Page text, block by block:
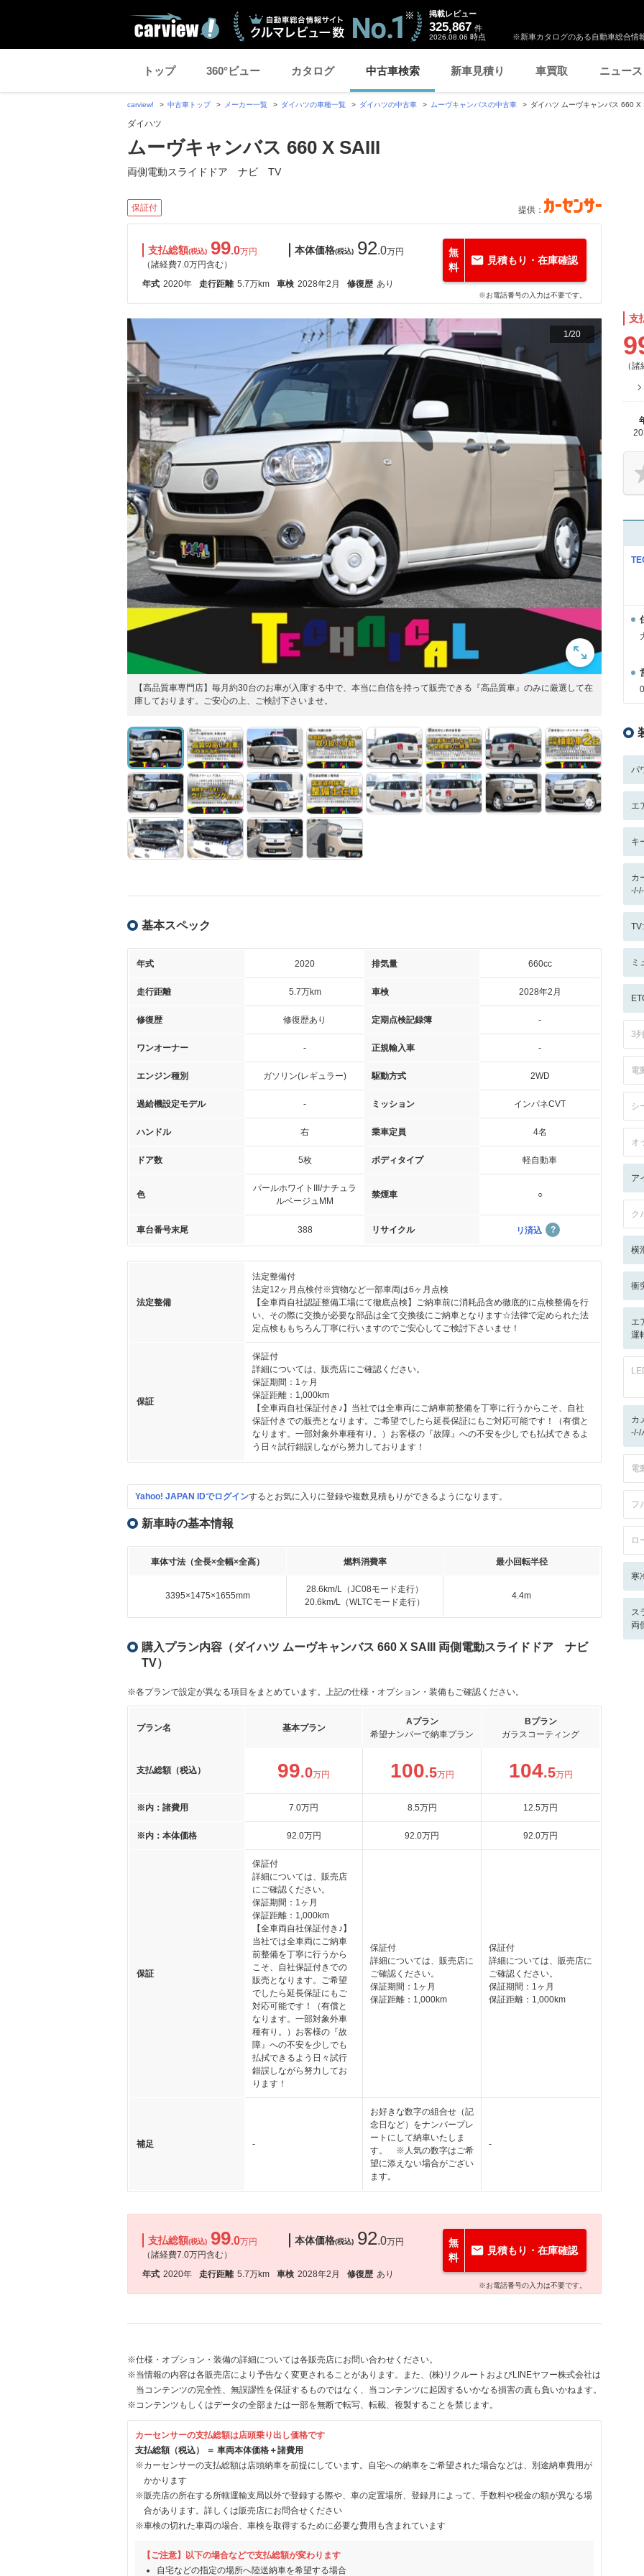
※新車カタログのある自動車総合情
掲載レビュー
325,867 件
2026.08.06 時点
トップ 360°ビュー カタログ 中古車検索 新車見積り 車買取 ニュース
carview! 中古車トップ メーカー一覧 ダイハツの車種一覧 ダイハツの中古車 ムーヴキャンバスの中古車 ダイハツ ムーヴキャンバス 660
ダイハツ
ムーヴキャンバス 660 X SAIII
両側電動スライドドア ナビ TV
保証付 提供：
支払総額(税込) 99.0万円
（諸経費7.0万円含む）
本体価格(税込) 92.0万円
年式 2020年 走行距離 5.7万km 車検 2028年2月 修復歴 あり
無
料
見積もり・在庫確認
※お電話番号の入力は不要です。
1/20
【高品質車専門店】毎月約30台のお車が入庫する中で、本当に自信を持って販売できる『高品質車』のみに厳選して在
庫しております。ご安心の上、ご検討下さいませ。
基本スペック
年式 2020 排気量 660cc
走行距離 5.7万km 車検 2028年2月
修復歴 修復歴あり 定期点検記録簿 -
ワンオーナー - 正規輸入車 -
エンジン種別 ガソリン(レギュラー) 駆動方式 2WD
過給機設定モデル - ミッション インパネCVT
ハンドル 右 乗車定員 4名
ドア数 5枚 ボディタイプ 軽自動車
色
パールホワイトIII/ナチュラ
ルベージュMM
禁煙車 ○
車台番号末尾 388 リサイクル リ済込
法定整備
法定整備付
法定12ヶ月点検付※貨物など一部車両は6ヶ月点検
【全車両自社認証整備工場にて徹底点検】ご納車前に消耗品含め徹底的に点検整備を行
い、その際に交換が必要な部品は全て交換後にご納車となります☆法律で定められた法
定点検ももちろん丁寧に行いますのでご安心してご検討下さいませ！
保証
保証付
詳細については、販売店にご確認ください。
保証期間：1ヶ月
保証距離：1,000km
【全車両自社保証付き♪】当社では全車両にご納車前整備を丁寧に行うからこそ、自社
保証付きでの販売となります。ご希望でしたら延長保証にもご対応可能です！（有償と
なります。一部対象外車種有り。）お客様の『故障』への不安を少しでも払拭できるよ
う日々試行錯誤しながら努力しております！
Yahoo! JAPAN IDでログインするとお気に入りに登録や複数見積もりができるようになります。
新車時の基本情報
車体寸法（全長×全幅×全高） 燃料消費率 最小回転半径
3395×1475×1655mm
28.6km/L（JC08モード走行）
20.6km/L（WLTCモード走行）
4.4m
購入プラン内容（ダイハツ ムーヴキャンバス 660 X SAIII 両側電動スライドドア ナビ
TV）
※各プランで設定が異なる項目をまとめています。上記の仕様・オプション・装備もご確認ください。
プラン名 基本プラン
Aプラン
希望ナンバーで納車プラン
Bプラン
ガラスコーティング
支払総額（税込） 99.0万円 100.5万円 104.5万円
※内：諸費用 7.0万円 8.5万円 12.5万円
※内：本体価格 92.0万円 92.0万円 92.0万円
保証
保証付
詳細については、販売店
にご確認ください。
保証期間：1ヶ月
保証距離：1,000km
【全車両自社保証付き♪】
当社では全車両にご納車
前整備を丁寧に行うから
こそ、自社保証付きでの
販売となります。ご希望
でしたら延長保証にもご
対応可能です！（有償と
なります。一部対象外車
種有り。）お客様の『故
障』への不安を少しでも
払拭できるよう日々試行
錯誤しながら努力してお
ります！
保証付
詳細については、販売店に
ご確認ください。
保証期間：1ヶ月
保証距離：1,000km
保証付
詳細については、販売店に
ご確認ください。
保証期間：1ヶ月
保証距離：1,000km
補足 -
お好きな数字の組合せ（記
念日など）をナンバープレ
ートにして納車いたしま
す。 ※人気の数字はご希
望に添えない場合がござい
ます。
-
支払総額(税込) 99.0万円
（諸経費7.0万円含む）
本体価格(税込) 92.0万円
年式 2020年 走行距離 5.7万km 車検 2028年2月 修復歴 あり
無
料
見積もり・在庫確認
※お電話番号の入力は不要です。
※仕様・オプション・装備の詳細については各販売店にお問い合わせください。
※当情報の内容は各販売店により予告なく変更されることがあります。また、(株)リクルートおよびLINEヤフー株式会社は
当コンテンツの完全性、無誤謬性を保証するものではなく、当コンテンツに起因するいかなる損害の責も負いかねます。
※コンテンツもしくはデータの全部または一部を無断で転写、転載、複製することを禁じます。
カーセンサーの支払総額は店頭乗り出し価格です
支払総額（税込） ＝ 車両本体価格＋諸費用
※カーセンサーの支払総額は店頭納車を前提にしています。自宅への納車をご希望された場合などは、別途納車費用が
かかります
※販売店の所在する所轄運輸支局以外で登録する際や、車の定置場所、登録月によって、手数料や税金の額が異なる場
合があります。詳しくは販売店にお問合せください
※車検の切れた車両の場合、車検を取得するために必要な費用も含まれています
【ご注意】以下の場合などで支払総額が変わります
自宅などの指定の場所へ陸送納車を希望する場合
支
（
パ
エ
キ
カ
ミ
3
電
シ
オ
ア
ク
横
衝
エ
運
カ
-/-/
電
フ
ロ
寒
ス
両